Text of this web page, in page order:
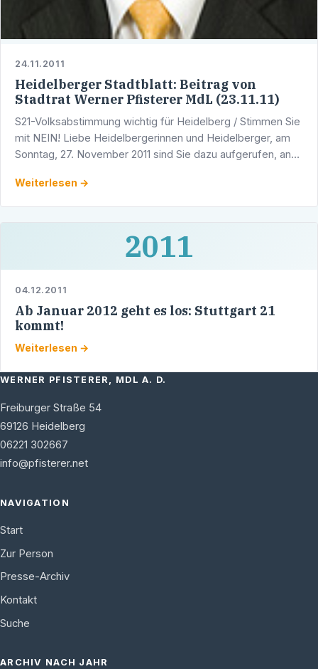
24.11.2011
Heidelberger Stadtblatt: Beitrag von
Stadtrat Werner Pfisterer MdL (23.11.11)
S21-Volksabstimmung wichtig für Heidelberg / Stimmen Sie
mit NEIN! Liebe Heidelbergerinnen und Heidelberger, am
Sonntag, 27. November 2011 sind Sie dazu aufgerufen, an
Weiterlesen →
2011
04.12.2011
Ab Januar 2012 geht es los: Stuttgart 21
kommt!
Weiterlesen →
WERNER PFISTERER, MDL A. D.
Freiburger Straße 54
69126 Heidelberg
06221 302667
info@pfisterer.net
NAVIGATION
Start
Zur Person
Presse-Archiv
Kontakt
Suche
ARCHIV NACH JAHR